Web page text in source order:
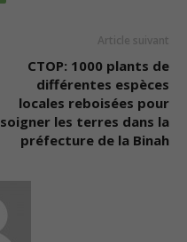
Article suivant
CTOP: 1000 plants de
différentes espèces
locales reboisées pour
soigner les terres dans la
préfecture de la Binah